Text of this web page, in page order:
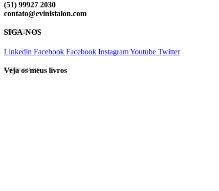
(51) 99927 2030
contato@evinistalon.com
EVINIS TALON
SIGA-NOS
Linkedin Facebook Facebook InstagramYoutube Twitter
EVINIS TALON
Veja os meus livros